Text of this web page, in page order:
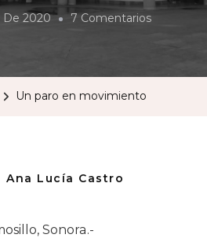
De 2020 7 ComentariosEn
Un paro en movimiento
Ana Lucía Castro
Sonora.-